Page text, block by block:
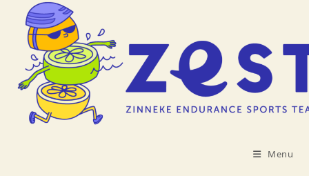
content
Menu